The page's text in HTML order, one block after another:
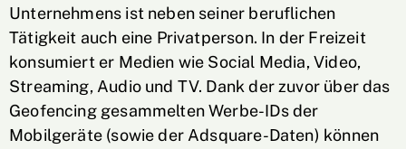
Unternehmens ist neben seiner beruflichen
Tätigkeit auch eine Privatperson. In der Freizeit
konsumiert er Medien wie Social Media, Video,
Streaming, Audio und TV. Dank der zuvor über das
Geofencing gesammelten Werbe-IDs der
Mobilgeräte (sowie der Adsquare-Daten) können